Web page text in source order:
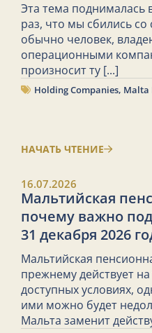
Эта тема поднималась
раз, что мы сбились
обычно человек,
операционными
произносит ту [...]
Holding Companies, Malta
НАЧАТЬ ЧТЕНИЕ
16.07.2026
Мальтийская
почему важно
31 декабря 2026
Мальтийская
прежнему действует
доступных условиях,
ими можно будет
Мальта заменит